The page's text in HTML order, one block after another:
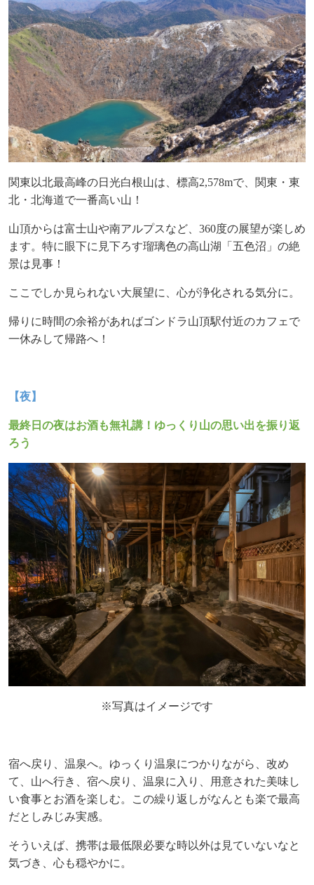
関東以北最高峰の日光白根山は、標高2,578mで、関東・東
北・北海道で一番高い山！
山頂からは富士山や南アルプスなど、 360度の展望が楽しめ
ます。特に眼下に見下ろす瑠璃色の高山湖「五色沼」の絶
景は 見事！
ここでしか見られない大展望に、心が浄化される気分に。
帰りに時間の余裕があればゴンドラ山頂駅付近のカフェで
一休みして帰路へ！
【夜】
最終日の夜はお酒も無礼講！ゆっくり山の思い出を振り返
ろう
※写真はイメージです
宿へ戻り、温泉へ。ゆっくり温泉につかりながら、改め
て、山へ行き、宿へ戻り、温泉に入り、
用意された美味し
い食事とお酒を楽しむ。この繰り返しがなんとも楽で最高
だとしみじみ実感。
そういえば、携帯は最低限必要な時以外は見ていないなと
気づき、心も穏やかに。